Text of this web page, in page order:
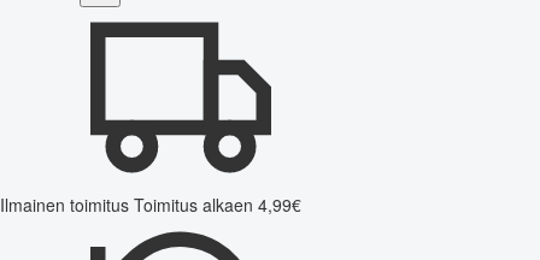
Ilmainen toimitus Toimitus alkaen 4,99€